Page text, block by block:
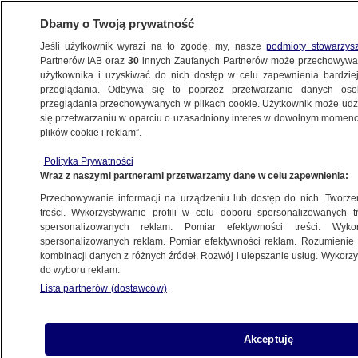
ŚWIAT
osoby. Ujawniono wyniki badań
toksykologicznych pilota
5.04.2024, 17:15
Udostępnij
który w połowie stycznia rozbił się w Arizonie,
wykryto wysoki poziom ketaminy. Autorzy
Dbamy o Twoją prywatność
Jeśli użytkownik wyrazi na to zgodę, my, naszepodmioty
Partnerów IAB oraz30 innych Zaufanych Partnerów może
użytkownika i uzyskiwać do nich dostęp w celu zapewnienia
przeglądania. Odbywa się to poprzez przetwarzanie danych
przeglądania przechowywanych w plikach cookie. Użytkownik może
się przetwarzaniu w oparciu o uzasadniony interes w dowolnym
plików cookie i reklam”.
Polityka Prywatności
Wraz z naszymi partnerami przetwarzamy dane w celu zapewnienia:
Przechowywanie informacji na urządzeniu lub dostęp do nich.
treści. Wykorzystywanie profili w celu doboru spersonalizowanych
spersonalizowanych reklam. Pomiar efektywności treści.
spersonalizowanych reklam. Pomiar efektywności reklam.
kombinacji danych z różnych źródeł. Rozwój i ulepszanie usług.
do wyboru reklam.
Lista partnerów (dostawców)
Akceptuję